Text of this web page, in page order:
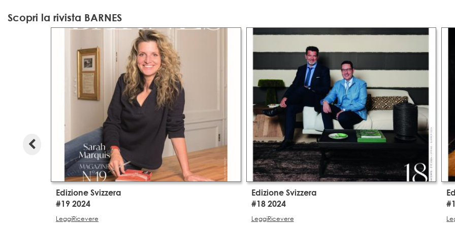
Scopri la rivista BARNES
Edizione Svizzera
#19 2024
LeggiRicevere
Edizione Svizzera
#18 2024
LeggiRicevere